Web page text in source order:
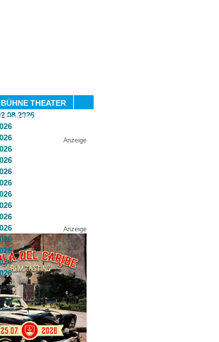
BÜHNE THEATER
Anzeige
Anzeige